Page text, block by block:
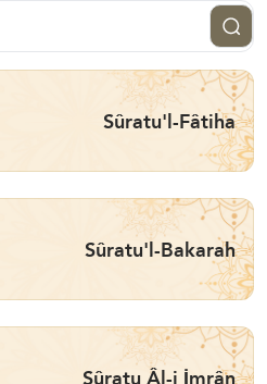
Sûratu'l-Fâtiha
Sûratu'l-Bakarah